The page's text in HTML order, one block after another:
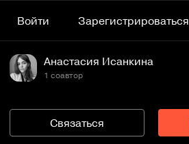
Войти Зарегистрироваться
Анастасия Исанкина
1 соавтор
Связаться